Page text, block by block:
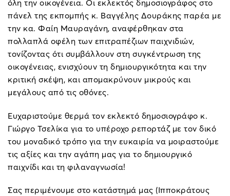
όλη την οικογένεια. Οι εκλεκτός δημοσιογράφος στο
πάνελ της εκπομπής κ. Βαγγέλης Δουράκης παρέα με
την κα. Φαίη Μαυραγάνη, αναφέρθηκαν στα
πολλαπλά οφέλη των επιτραπέζιων παιχνιδιών,
τονίζοντας ότι συμβάλλουν στη συγκέντρωση της
οικογένειας, ενισχύουν τη δημιουργικότητα και την
κριτική σκέψη, και απομακρύνουν μικρούς και
μεγάλους από τις οθόνες.
Ευχαριστούμε θερμά τον εκλεκτό δημοσιογράφο κ.
Γιώργο Τσελίκα για το υπέροχο ρεπορτάζ με τον δικό
του μοναδικό τρόπο για την ευκαιρία να μοιραστούμε
τις αξίες και την αγάπη μας για το δημιουργικό
παιχνίδι και τη φιλαναγνωσία!
Σας περιμένουμε στο κατάστημά μας (Ιπποκράτους